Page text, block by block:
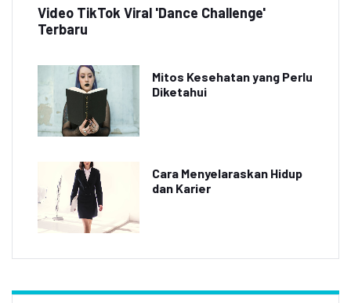
Video TikTok Viral 'Dance Challenge'
Terbaru
Mitos Kesehatan yang Perlu
Diketahui
Cara Menyelaraskan Hidup
dan Karier